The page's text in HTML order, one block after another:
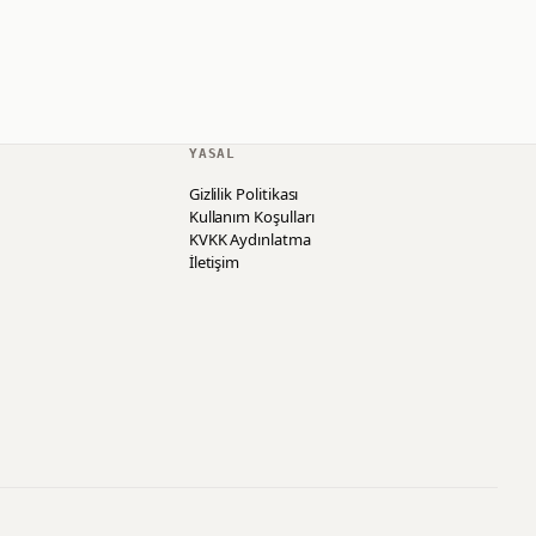
YASAL
Gizlilik Politikası
Kullanım Koşulları
KVKK Aydınlatma
İletişim